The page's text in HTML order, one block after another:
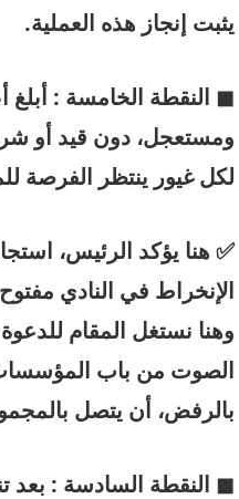
يثبت إنجاز هذه العملية.
◼ النقطة الخامسة : أبلغ
ومستعجل، دون قيد أو
لكل غيور ينتظر الفرصة
✅ هنا يؤكد الرئيس،
الإنخراط في النادي
وهنا نستغل المقام
الصوت من باب
بالرفض، أن يتصل
◼ النقطة السادسة : بعد